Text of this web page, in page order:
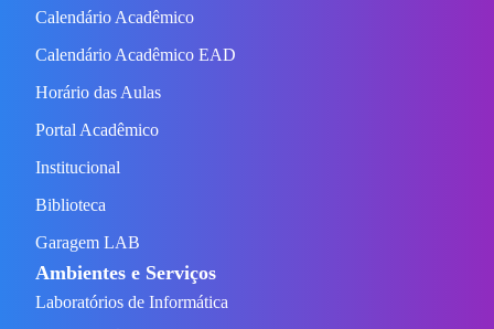
Calendário Acadêmico
Calendário Acadêmico EAD
Horário das Aulas
Portal Acadêmico
Institucional
Biblioteca
Garagem LAB
Ambientes e Serviços
Laboratórios de Informática